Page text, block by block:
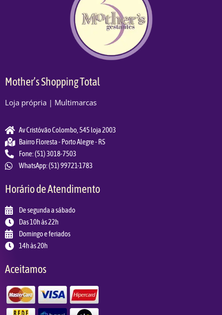
Mother’s Shopping Total
Loja própria | Multimarcas
Av Cristóvão Colombo, 545 loja 2003
Bairro Floresta - Porto Alegre - RS
Fone: (51) 3018-7503
WhatsApp: (51) 99721-1783
Horário de Atendimento
De segunda a sábado
Das 10h às 22h
Domingo e feriados
14h às 20h
Aceitamos